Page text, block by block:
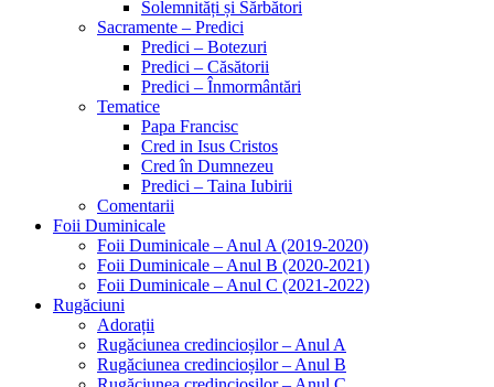
Solemnități și Sărbători
Sacramente – Predici
Predici – Botezuri
Predici – Căsătorii
Predici – Înmormântări
Tematice
Papa Francisc
Cred in Isus Cristos
Cred în Dumnezeu
Predici – Taina Iubirii
Comentarii
Foii Duminicale
Foii Duminicale – Anul A (2019-2020)
Foii Duminicale – Anul B (2020-2021)
Foii Duminicale – Anul C (2021-2022)
Rugăciuni
Adorații
Rugăciunea credincioșilor – Anul A
Rugăciunea credincioșilor – Anul B